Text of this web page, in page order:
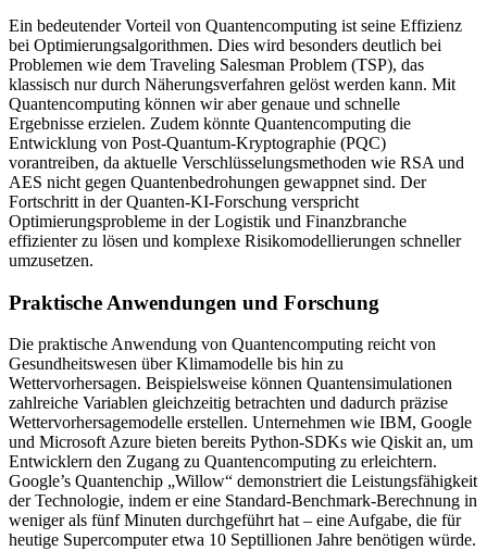
Ein bedeutender Vorteil von Quantencomputing ist seine Effizienz
bei Optimierungsalgorithmen. Dies wird besonders deutlich bei
Problemen wie dem Traveling Salesman Problem (TSP), das
klassisch nur durch Näherungsverfahren gelöst werden kann. Mit
Quantencomputing können wir aber genaue und schnelle
Ergebnisse erzielen. Zudem könnte Quantencomputing die
Entwicklung von Post-Quantum-Kryptographie (PQC)
vorantreiben, da aktuelle Verschlüsselungsmethoden wie RSA und
AES nicht gegen Quantenbedrohungen gewappnet sind. Der
Fortschritt in der Quanten-KI-Forschung verspricht
Optimierungsprobleme in der Logistik und Finanzbranche
effizienter zu lösen und komplexe Risikomodellierungen schneller
umzusetzen.
Praktische Anwendungen und Forschung
Die praktische Anwendung von Quantencomputing reicht von
Gesundheitswesen über Klimamodelle bis hin zu
Wettervorhersagen. Beispielsweise können Quantensimulationen
zahlreiche Variablen gleichzeitig betrachten und dadurch präzise
Wettervorhersagemodelle erstellen. Unternehmen wie IBM, Google
und Microsoft Azure bieten bereits Python-SDKs wie Qiskit an, um
Entwicklern den Zugang zu Quantencomputing zu erleichtern.
Google’s Quantenchip „Willow“ demonstriert die Leistungsfähigkeit
der Technologie, indem er eine Standard-Benchmark-Berechnung in
weniger als fünf Minuten durchgeführt hat – eine Aufgabe, die für
heutige Supercomputer etwa 10 Septillionen Jahre benötigen würde.